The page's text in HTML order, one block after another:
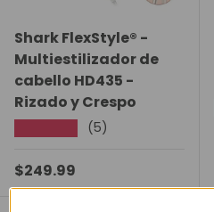
Shark FlexStyle® -
Multiestilizador de
cabello HD435 -
Rizado y Crespo
(5)
Precio normal
$249.99